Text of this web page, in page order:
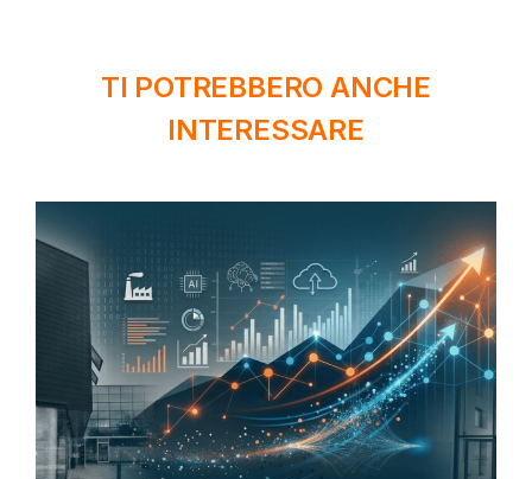
TI POTREBBERO ANCHE
INTERESSARE